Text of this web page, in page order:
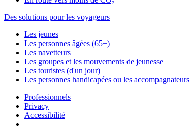
Des solutions pour les voyageurs
Les jeunes
Les personnes âgées (65+)
Les navetteurs
Les groupes et les mouvements de jeunesse
Les touristes (d'un jour)
Les personnes handicapées ou les accompagnateurs
Professionnels
Privacy
Accessibilité